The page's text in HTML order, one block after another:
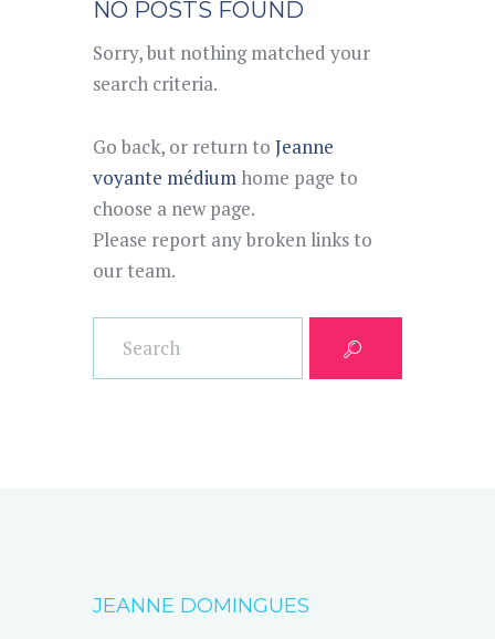
NO POSTS FOUND
Sorry, but nothing matched your
search criteria.
Go back, or return to Jeanne
voyante médium home page to
choose a new page.
Please report any broken links to
our team.
JEANNE DOMINGUES